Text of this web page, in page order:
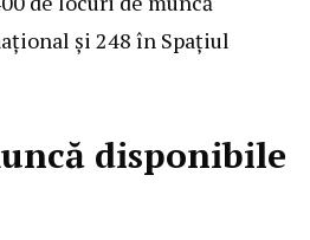
și 248 în Spațiul
disponibile